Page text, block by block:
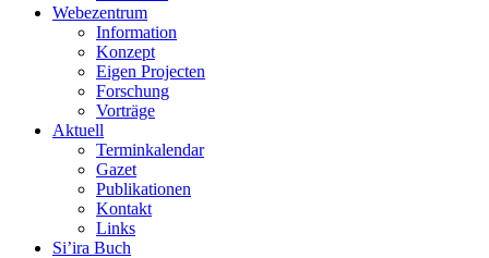
Webezentrum
Information
Konzept
Eigen Projecten
Forschung
Vorträge
Aktuell
Terminkalendar
Gazet
Publikationen
Kontakt
Links
Si’ira Buch